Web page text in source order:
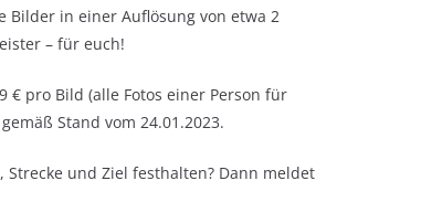
Bilder in einer Auflösung von etwa 2
– für euch!
€ pro Bild (alle Fotos einer Person für
Stand vom 24.01.2023.
und Ziel festhalten? Dann meldet